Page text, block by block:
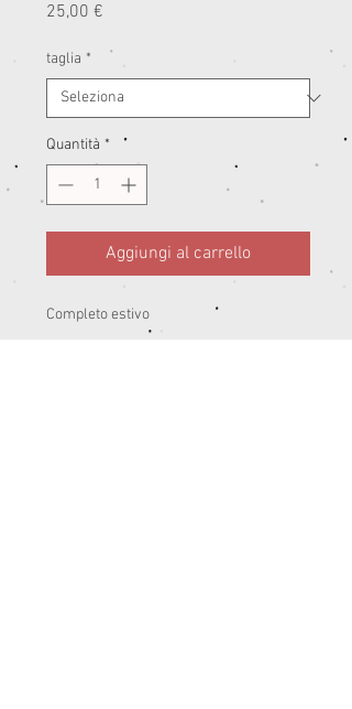
25,00 €
taglia *
Quantità *
Aggiungi al carrello
Completo estivo